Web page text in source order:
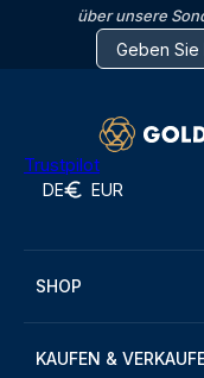
über unsere
Trustpilot
DE EUR
SHOP
KAUFEN &